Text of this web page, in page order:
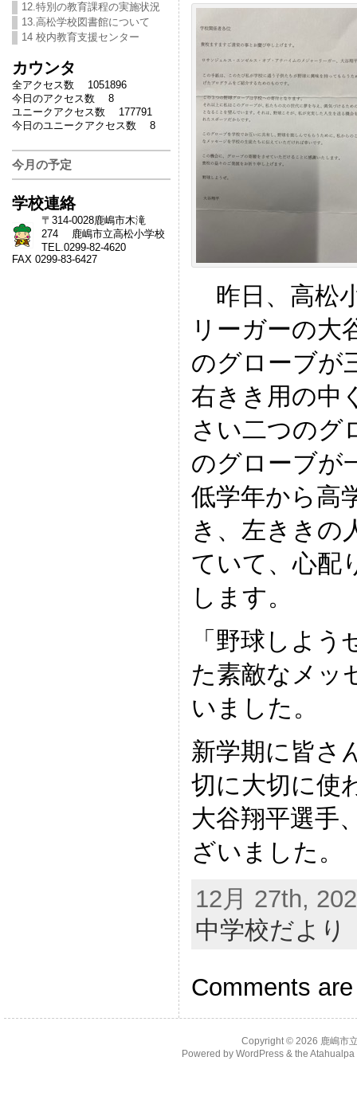
12.特別の教育課程の実施状況
13.高松学校図書館について
14 校内教育支援センター
カウンタ
全アクセス数 1051896
今日のアクセス数 8
ユニークアクセス数 177791
今日のユニークアクセス数 8
今月の予定
学校連絡
〒314-0028鹿嶋市木滝
274 鹿嶋市立高松小学校
TEL.0299-82-4620
FAX 0299-83-6427
昨日、高松
リーガーの大
のグローブが
右きき用の中
さい二つのグ
のグローブが
低学年から高
き、左ききの
ていて、心配
します。
「野球しよ
た素敵なメッ
いました。
新学期に皆さ
切に大切に使
大谷翔平選手
ざいました。
12月 27th,
中学校だより
Comments
Copyright © 2026 鹿嶋市
Powered by WordPress& the Atahualpa